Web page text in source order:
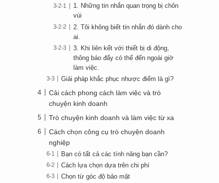
1. Những tin nhắn quan trọng bị chôn
vùi
2. Tôi không biết tin nhắn đó dành cho
ai.
3. Khi liên kết với thiết bị di động,
thông báo đẩy có thể đến ngoài giờ
làm việc.
Giải pháp khắc phục nhược điểm là gì?
Cải cách phong cách làm việc và trò
chuyện kinh doanh
Trò chuyện kinh doanh và làm việc từ xa
Cách chọn công cụ trò chuyện doanh
nghiệp
Bạn có tất cả các tính năng bạn cần?
Cách lựa chọn dựa trên chi phí
Chọn từ góc độ bảo mật